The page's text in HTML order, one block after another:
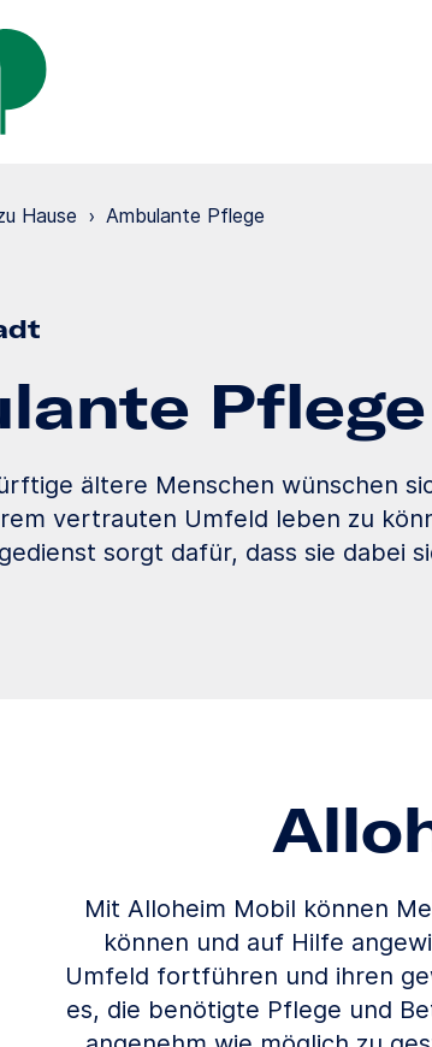
Hause › Ambulante Pflege
Pflege
ältere Menschen wünschen
vertrauten Umfeld leben zu
sorgt dafür, dass sie dabei
Mit Alloheim Mobil können
können und auf Hilfe
Umfeld fortführen und ihren
es, die benötigte Pflege und